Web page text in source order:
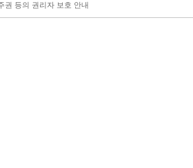
권 등의 권리자 보호 안내